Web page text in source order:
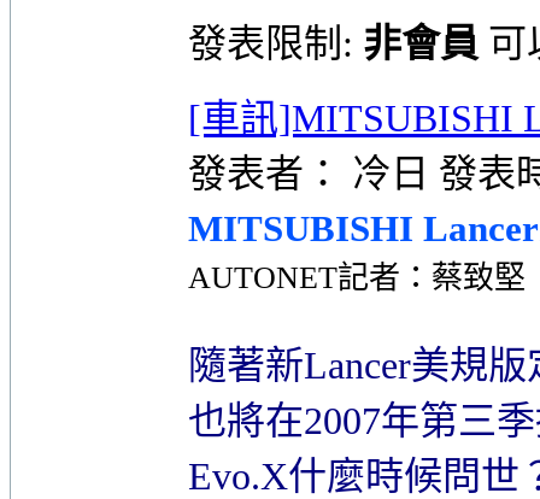
發表限制: 非會員 可
[車訊]MITSUBISHI
發表者： 冷日 發表
MITSUBISHI
AUTONET記者：蔡致堅
隨著新Lancer美規
也將在2007年第三
Evo.X什麼時候問世